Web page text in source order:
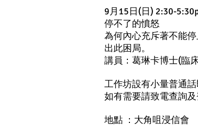
9月15日(日) 2:30-
停不了的憤怒
為何內心充斥著不能
出此困局。
講員：葛琳卡博士(臨
工作坊設有小量普通話
如有需要請致電查詢及
地點 ：大角咀浸信會